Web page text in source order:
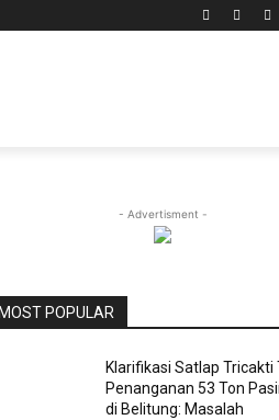
- Advertisment -
MOST POPULAR
Klarifikasi Satlap Tricakti
Penanganan 53 Ton
di Belitung: Masalah